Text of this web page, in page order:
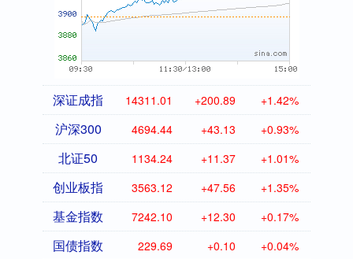
深证成指 14311.01 +200.89 +1.42%
沪深300 4694.44 +43.13 +0.93%
北证50 1134.24 +11.37 +1.01%
创业板指 3563.12 +47.56 +1.35%
基金指数 7242.10 +12.30 +0.17%
国债指数 229.69 +0.10 +0.04%